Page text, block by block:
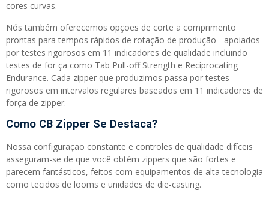
cores curvas.
Nós também oferecemos opções de corte a comprimento
prontas para tempos rápidos de rotação de produção - apoiados
por testes rigorosos em 11 indicadores de qualidade incluindo
testes de for ça como Tab Pull-off Strength e Reciprocating
Endurance. Cada zipper que produzimos passa por testes
rigorosos em intervalos regulares baseados em 11 indicadores de
força de zipper.
Como CB Zipper Se Destaca?
Nossa configuração constante e controles de qualidade difíceis
asseguram-se de que você obtém zippers que são fortes e
parecem fantásticos, feitos com equipamentos de alta tecnologia
como tecidos de looms e unidades de die-casting.